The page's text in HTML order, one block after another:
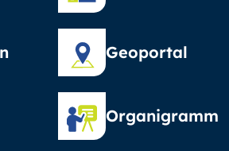
Geoportal
Organigramm